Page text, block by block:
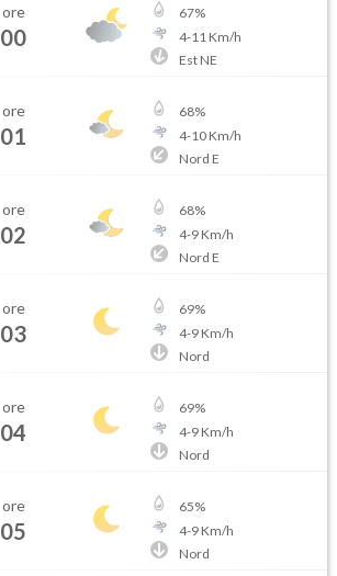
ore
00
67%
4-11 Km/h
Est NE
ore
01
68%
4-10Km/h
Nord E
ore
02
68%
4-9Km/h
Nord E
ore
03
69%
4-9Km/h
Nord
ore
04
69%
4-9Km/h
Nord
ore
05
65%
4-9Km/h
Nord